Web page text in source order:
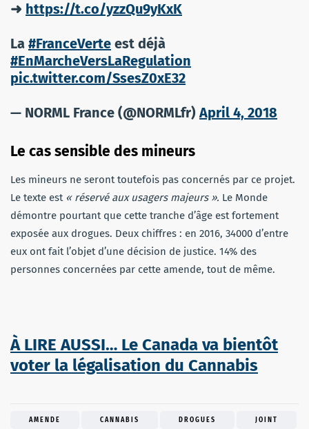
➜ https://t.co/yzzQu9yKxK
La #FranceVerte est déjà
#EnMarcheVersLaRegulation
pic.twitter.com/SsesZ0xE32
— NORML France (@NORMLfr)April 4, 2018
Le cas sensible des mineurs
Les mineurs ne seront toutefois pas concernés par ce projet.
Le texte est« réservé aux usagers majeurs ». Le Monde
démontre pourtant que cette tranche d’âge est fortement
exposée aux drogues. Deux chiffres : en 2016, 34000 d’entre
eux ont fait l’objet d’une décision de justice. 14% des
personnes concernées par cette amende, tout de même.
À LIRE AUSSI… Le Canada va bientôt
voter la légalisation du Cannabis
AMENDE CANNABIS DROGUES JOINT